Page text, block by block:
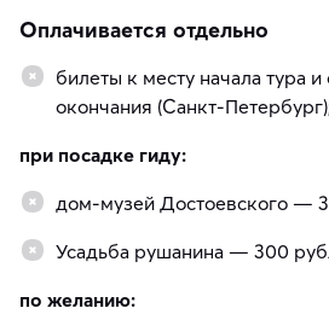
Оплачивается отдельно
билеты к месту начала тура и
окончания (Санкт-
при посадке гиду:
дом-музей Достоевского —
Усадьба рушанина — 300
по желанию: